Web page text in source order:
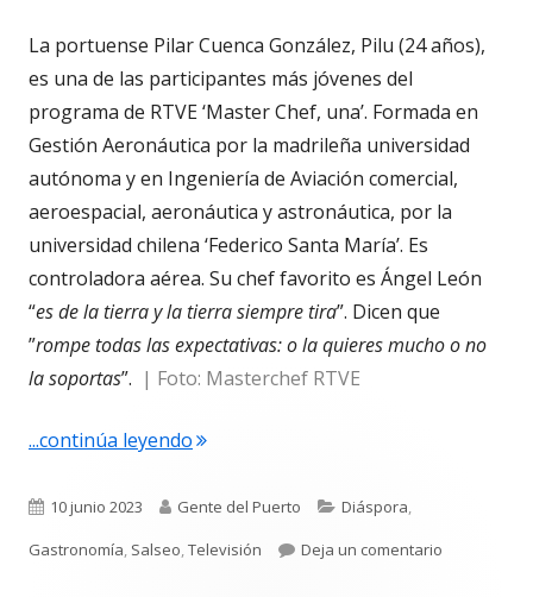
La portuense Pilar Cuenca González, Pilu (24 años),
es una de las participantes más jóvenes del
programa de RTVE ‘Master Chef, una’. Formada en
Gestión Aeronáutica por la madrileña universidad
autónoma y en Ingeniería de Aviación comercial,
aeroespacial, aeronáutica y astronáutica, por la
universidad chilena ‘Federico Santa María’. Es
controladora aérea. Su chef favorito es Ángel León
“es de la tierra y la tierra siempre tira”. Dicen que
”rompe todas las expectativas: o la quieres mucho o no
la soportas”. | Foto: Masterchef RTVE
...continúa leyendo"Pilar Cuenca González. Pilu, la
Publicado
el
10 junio 2023 Autor
Gente del Puerto Categorías
Diáspora,
Gastronomía, Salseo,Televisión Deja un comentario